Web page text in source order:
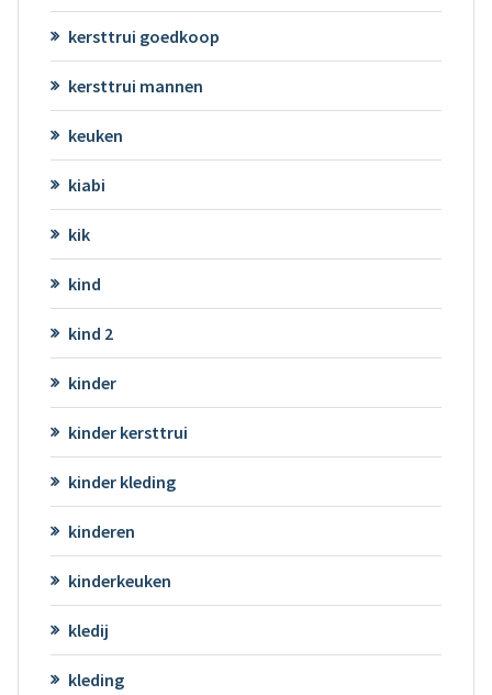
kersttrui goedkoop
kersttrui mannen
keuken
kiabi
kik
kind
kind 2
kinder
kinder kersttrui
kinder kleding
kinderen
kinderkeuken
kledij
kleding